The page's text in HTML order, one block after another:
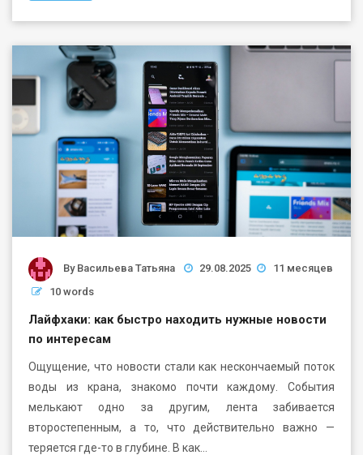
By Васильева Татьяна 29.08.2025
11 месяцев
10 words
Лайфхаки: как быстро находить нужные новости
по интересам
Ощущение, что новости стали как нескончаемый поток
воды из крана, знакомо почти каждому. События
мелькают одно за другим, лента забивается
второстепенным, а то, что действительно важно —
теряется где-то в глубине. В как…